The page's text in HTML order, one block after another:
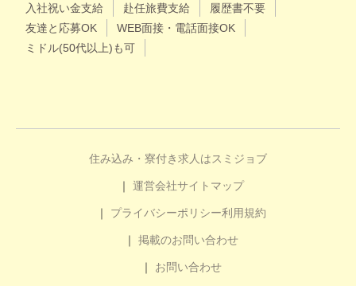
入社祝い金支給
赴任旅費支給
履歴書不要
友達と応募OK
WEB面接・電話面接OK
ミドル(50代以上)も可
住み込み・寮付き求人はスミジョブ
運営会社サイトマップ
プライバシーポリシー利用規約
掲載のお問い合わせ
お問い合わせ